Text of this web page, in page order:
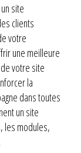
site
clients
votre
une meilleure
votre site
la
dans toutes
un site
les modules,